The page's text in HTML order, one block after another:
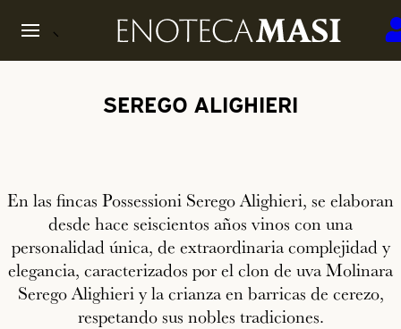
SEREGO ALIGHIERI
En las fincas Possessioni Serego Alighieri, se elaboran
desde hace seiscientos años vinos con una
personalidad única, de extraordinaria complejidad y
elegancia, caracterizados por el clon de uva Molinara
Serego Alighieri y la crianza en barricas de cerezo,
respetando sus nobles tradiciones.